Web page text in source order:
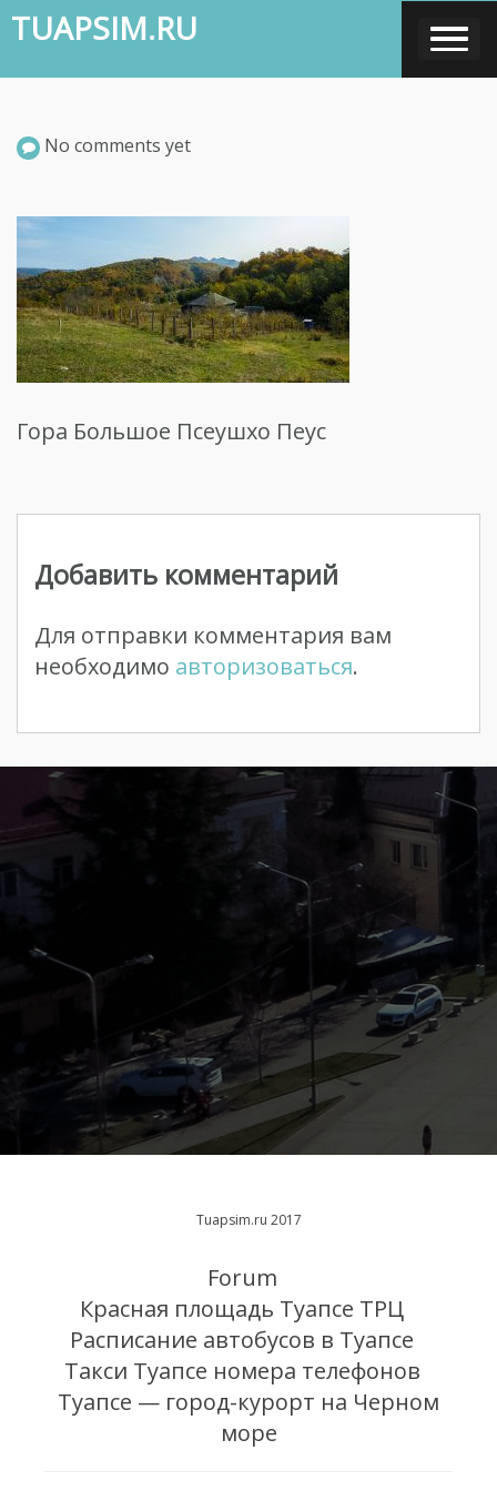
Skip
to
content
TUAPSIM.RU
No comments yet
Гора Большое Псеушхо Пеус
Навигация
записям
Добавить комментарий
Для отправки комментария вам
необходимо авторизоваться.
Tuapsim.ru 2017
Forum
Красная площадь Туапсе ТРЦ
Расписание автобусов в Туапсе
Такси Туапсе номера телефонов
Туапсе — город-курорт на Черном
море